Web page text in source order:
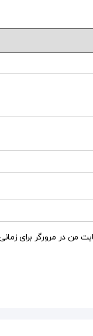
من در مرورگر برای